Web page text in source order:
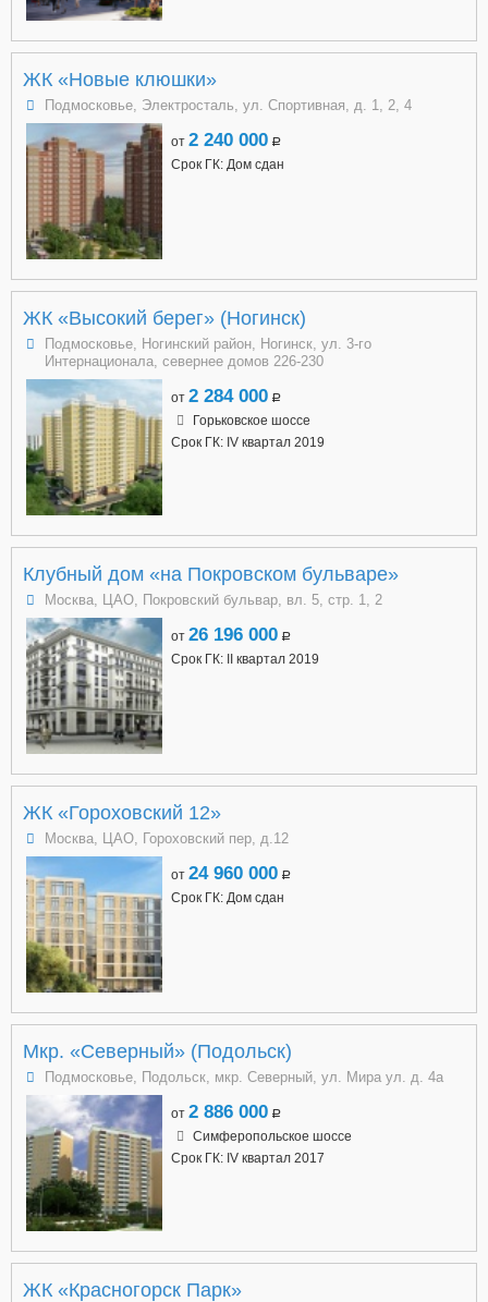
ЖК «Новые клюшки»
Подмосковье, Электросталь, ул. Спортивная, д. 1, 2, 4
от 2 240 000 a
Срок ГК: Дом сдан
ЖК «Высокий берег» (Ногинск)
Подмосковье, Ногинский район, Ногинск, ул. 3-го
Интернационала, севернее домов 226-230
от 2 284 000 a
Горьковское шоссе
Срок ГК: IV квартал 2019
Клубный дом «на Покровском бульваре»
Москва, ЦАО, Покровский бульвар, вл. 5, стр. 1, 2
от 26 196 000 a
Срок ГК: II квартал 2019
ЖК «Гороховский 12»
Москва, ЦАО, Гороховский пер, д.12
от 24 960 000 a
Срок ГК: Дом сдан
Мкр. «Северный» (Подольск)
Подмосковье, Подольск, мкр. Северный, ул. Мира ул. д. 4а
от 2 886 000 a
Симферопольское шоссе
Срок ГК: IV квартал 2017
ЖК «Красногорск Парк»